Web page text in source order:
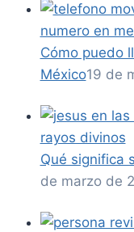
Cómo puedo
México19 de
Qué significa
de marzo de